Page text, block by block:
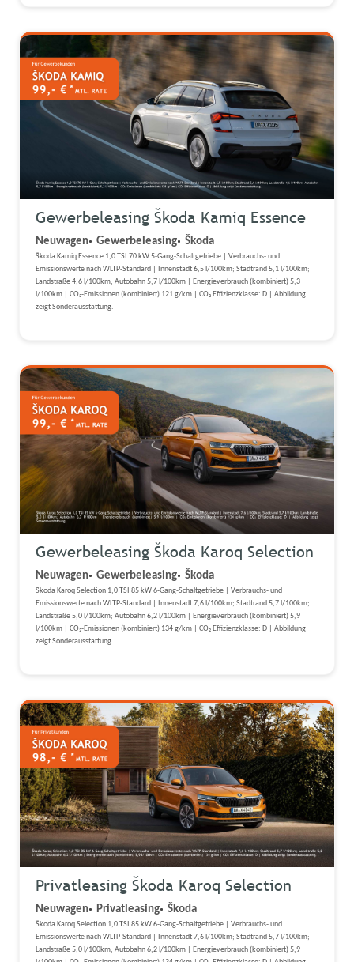
Gewerbeleasing Škoda Kamiq Essence
Neuwagen Gewerbeleasing Škoda
Škoda Kamiq Essence 1,0 TSI 70 kW 5-Gang-Schaltgetriebe | Verbrauchs- und
Emissionswerte nach WLTP-Standard | Innenstadt 6,5 l/100km; Stadtrand 5,1 l/100km;
Landstraße 4,6 l/100km; Autobahn 5,7 l/100km | Energieverbrauch (kombiniert) 5,3
l/100km | CO₂-Emissionen (kombiniert) 121 g/km | CO₂ Effizienzklasse: D | Abbildung
zeigt Sonderausstattung.
Gewerbeleasing Škoda Karoq Selection
Neuwagen Gewerbeleasing Škoda
Škoda Karoq Selection 1,0 TSI 85 kW 6-Gang-Schaltgetriebe | Verbrauchs- und
Emissionswerte nach WLTP-Standard | Innenstadt 7,6 l/100km; Stadtrand 5,7 l/100km;
Landstraße 5,0 l/100km; Autobahn 6,2 l/100km | Energieverbrauch (kombiniert) 5,9
l/100km | CO₂-Emissionen (kombiniert) 134 g/km | CO₂ Effizienzklasse: D | Abbildung
zeigt Sonderausstattung.
Privatleasing Škoda Karoq Selection
Neuwagen Privatleasing Škoda
Škoda Karoq Selection 1,0 TSI 85 kW 6-Gang-Schaltgetriebe | Verbrauchs- und
Emissionswerte nach WLTP-Standard | Innenstadt 7,6 l/100km; Stadtrand 5,7 l/100km;
Landstraße 5,0 l/100km; Autobahn 6,2 l/100km | Energieverbrauch (kombiniert) 5,9